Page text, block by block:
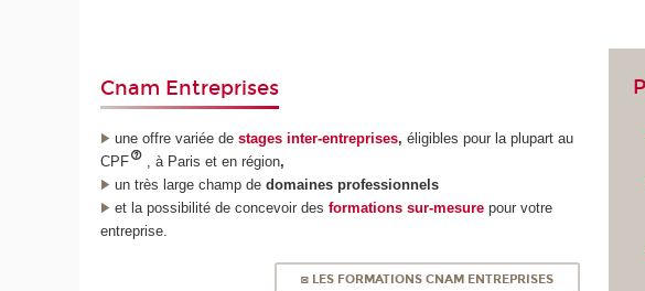
Cnam Entreprises
une offre variée destages inter-entreprises,é ligibles pour la plupart au
CPF
,à Paris et en région,
un très large champ dedomaines professionnels
et la possibilité de concevoir desformations sur-mesure pour votre
entreprise.
◙ LES FORMATIONS CNAM ENTREPRISES